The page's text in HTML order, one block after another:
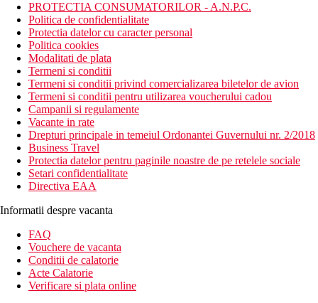
PROTECTIA CONSUMATORILOR - A.N.P.C.
Politica de confidentialitate
Protectia datelor cu caracter personal
Politica cookies
Modalitati de plata
Termeni si conditii
Termeni si conditii privind comercializarea biletelor de avion
Termeni si conditii pentru utilizarea voucherului cadou
Campanii si regulamente
Vacante in rate
Drepturi principale in temeiul Ordonantei Guvernului nr. 2/2018
Business Travel
Protectia datelor pentru paginile noastre de pe retelele sociale
Setari confidentialitate
Directiva EAA
Informatii despre vacanta
FAQ
Vouchere de vacanta
Conditii de calatorie
Acte Calatorie
Verificare si plata online